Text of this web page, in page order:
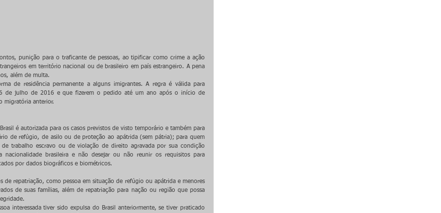
punição para o traficante de pessoas, ao tipificar como crime a ação
em território nacional ou de brasileiro em país estrangeiro. A pena
além de multa.
de residência permanente a alguns imigrantes. A regra é válida para
de julho de 2016 e que fizerem o pedido até um ano após o início de
migratória anterior.
é autorizada para os casos previstos de visto temporário e também para
de refúgio, de asilo ou de proteção ao apátrida (sem pátria); para quem
trabalho escravo ou de violação de direito agravada por sua condição
brasileira e não desejar ou não reunir os requisitos para
por dados biográficos e biométricos.
de repatriação, como pessoa em situação de refúgio ou apátrida e menores
de suas famílias, além de repatriação para nação ou região que possa
interessada tiver sido expulsa do Brasil anteriormente, se tiver praticado